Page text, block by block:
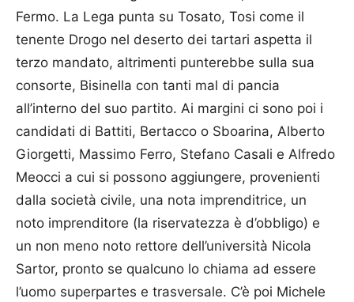
Fermo. La Lega punta su Tosato, Tosi come il
tenente Drogo nel deserto dei tartari aspetta il
terzo mandato, altrimenti punterebbe sulla sua
consorte, Bisinella con tanti mal di pancia
all’interno del suo partito. Ai margini ci sono poi i
candidati di Battiti, Bertacco o Sboarina, Alberto
Giorgetti, Massimo Ferro, Stefano Casali e Alfredo
Meocci a cui si possono aggiungere, provenienti
dalla società civile, una nota imprenditrice, un
noto imprenditore (la riservatezza è d’obbligo) e
un non meno noto rettore dell’università Nicola
Sartor, pronto se qualcuno lo chiama ad essere
l’uomo superpartes e trasversale. C’è poi Michele